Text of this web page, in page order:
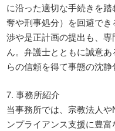
に沿った適切な手続きを
奪や刑事処分）を回避で
渉や是正計画の提出も、
ん。弁護士とともに誠意
らの信頼を得て事態の沈静
7. 事務所紹介
当事務所では、宗教法人
ンプライアンス支援に豊